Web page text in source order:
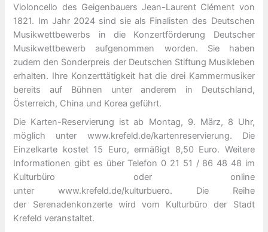
Violoncello des Geigenbauers Jean-Laurent Clément von
1821. Im Jahr 2024 sind sie als Finalisten des Deutschen
Musikwettbewerbs in die Konzertförderung Deutscher
Musikwettbewerb aufgenommen worden. Sie haben
zudem den Sonderpreis der Deutschen Stiftung Musikleben
erhalten. Ihre Konzerttätigkeit hat die drei Kammermusiker
bereits auf Bühnen unter anderem in Deutschland,
Österreich, China und Korea geführt.
Die Karten-Reservierung ist ab Montag, 9. März, 8 Uhr,
möglich unter www.krefeld.de/kartenreservierung. Die
Einzelkarte kostet 15 Euro, ermäßigt 8,50 Euro. Weitere
Informationen gibt es über Telefon 0 21 51 / 86 48 48 im
Kulturbüro oder online
unter www.krefeld.de/kulturbuero. Die Reihe
der Serenadenkonzerte wird vom Kulturbüro der Stadt
Krefeld veranstaltet.